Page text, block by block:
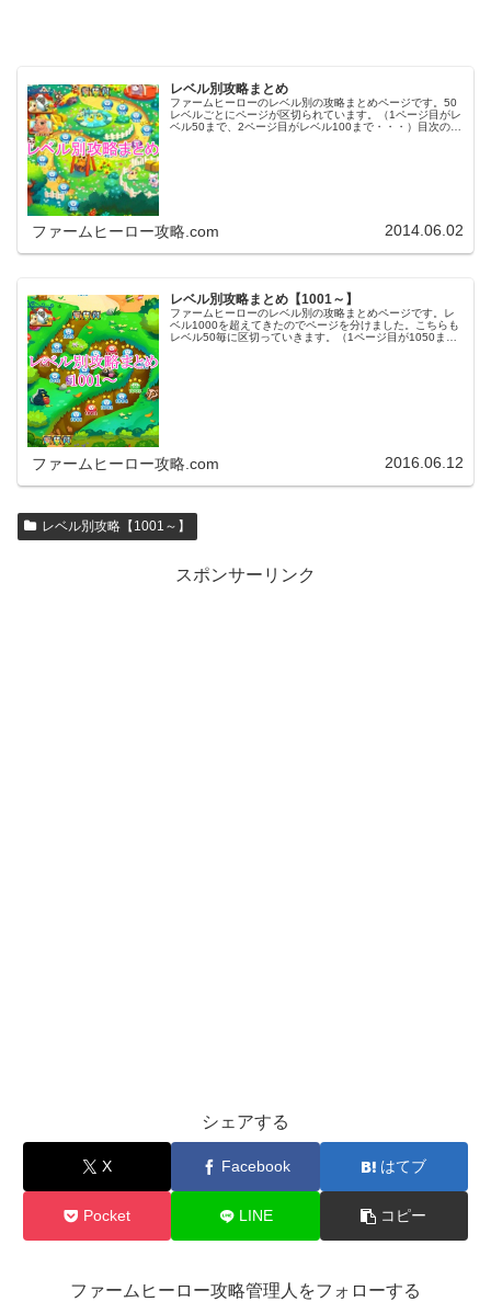
レベル別攻略まとめ
ファームヒーローのレベル別の攻略まとめページです。50
レベルごとにページが区切られています。（1ページ目がレ
ベル50まで、2ページ目がレベル100まで・・・）目次のリ
ファームヒーロー攻略.com 2014.06.02
レベル別攻略まとめ【1001～】
ファームヒーローのレベル別の攻略まとめページです。レ
ベル1000を超えてきたのでページを分けました。こちらも
レベル50毎に区切っていきます。（1ページ目が1050ま
ファームヒーロー攻略.com 2016.06.12
レベル別攻略【1001～】
スポンサーリンク
シェアする
X Facebook はてブ
Pocket LINE コピー
ファームヒーロー攻略管理人をフォローする